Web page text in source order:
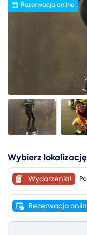
Rezerwacja online
Wybierz
Wydarzenia!
Rezerwacja